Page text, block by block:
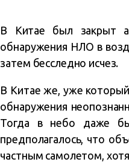
В Китае был закрыт
обнаружения НЛО в
затем бесследно исчез.
В Китае же, уже
обнаружения
Тогда в небо даже
предполагалось, что
частным самолетом,